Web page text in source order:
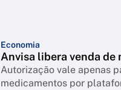
Economia
Anvisa libera venda de
Autorização vale apenas
medicamentos por